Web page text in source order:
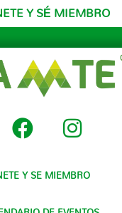
Y SÉ MIEMBRO
Y SE MIEMBRO